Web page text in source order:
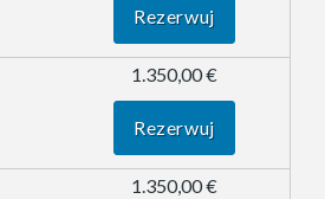
Rezerwuj
1.350,00 €
Rezerwuj
1.350,00 €